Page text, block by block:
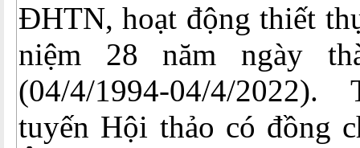
ĐHTN, hoạt động thiết
niệm 28 năm ngày
(04/4/1994-04/4/
tuyến Hội thảo có đồng